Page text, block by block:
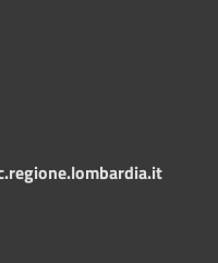
regione.lombardia.it